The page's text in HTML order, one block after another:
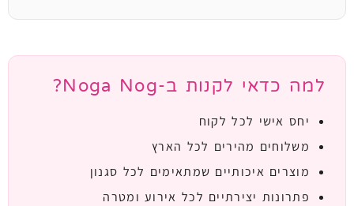
למה כדאי לקנות ב-Noga Nog?
יחס אישי לכל לקוח
משלוחים מהירים לכל הארץ
מוצרים איכותיים שמתאימים לכל סגנון
פתרונות יצירתיים לכל אירוע ומטרה